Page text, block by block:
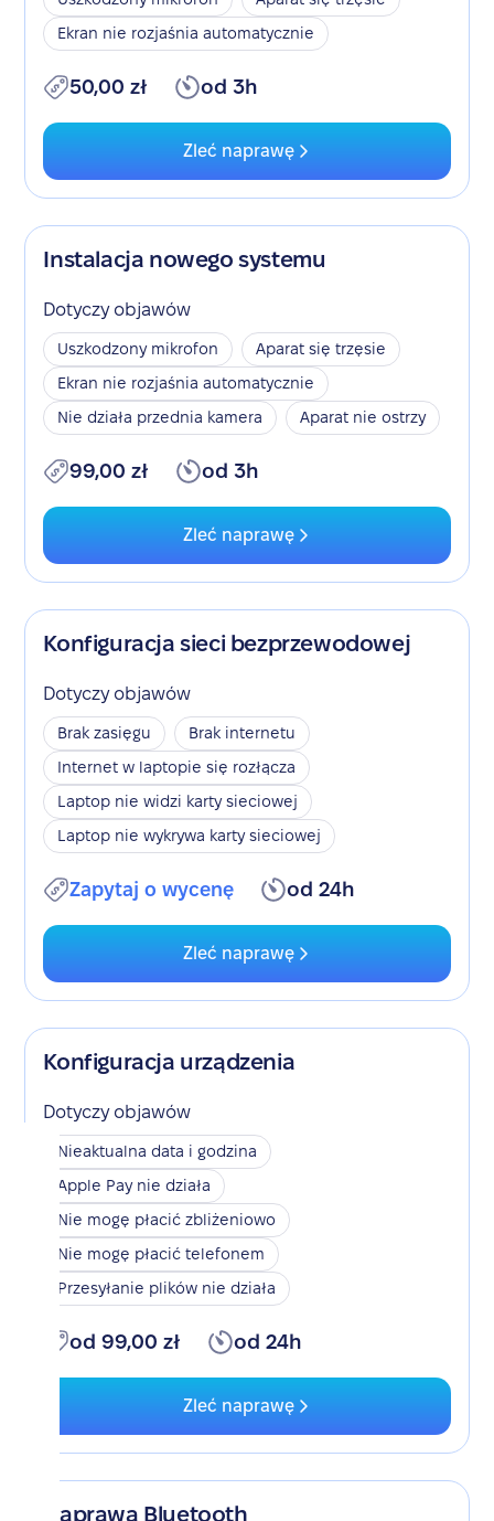
Ekran nie rozjaśnia automatycznie
50,00 zł od 3h
Zleć naprawę
Instalacja nowego systemu
Dotyczy objawów
Uszkodzony mikrofon
Aparat się trzęsie
Ekran nie rozjaśnia automatycznie
Nie działa przednia kamera
Aparat nie ostrzy
99,00 zł od 3h
Zleć naprawę
Konfiguracja sieci bezprzewodowej
Dotyczy objawów
Brak zasięgu
Brak internetu
Internet w laptopie się rozłącza
Laptop nie widzi karty sieciowej
Laptop nie wykrywa karty sieciowej
Zapytaj o wycenę od 24h
Zleć naprawę
Konfiguracja urządzenia
Dotyczy objawów
Nieaktualna data i godzina
Apple Pay nie działa
Nie mogę płacić zbliżeniowo
Nie mogę płacić telefonem
Przesyłanie plików nie działa
od 99,00 zł od 24h
Zleć naprawę
Naprawa Bluetooth